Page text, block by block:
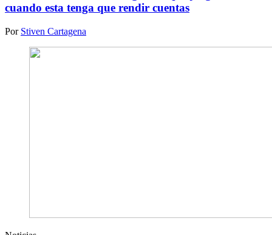
cuando esta tenga que rendir cuentas
Por Stiven Cartagena